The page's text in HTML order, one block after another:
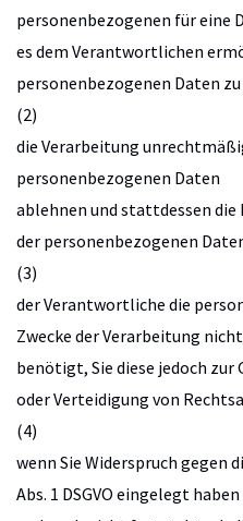
personenbezogenen für eine
es dem Verantwortlichen
personenbezogenen Daten
(2)
die Verarbeitung
personenbezogenen Daten
ablehnen und stattdessen
der personenbezogenen
(3)
der Verantwortliche die
Zwecke der Verarbeitung
benötigt, Sie diese jedoch zur
oder Verteidigung von
(4)
wenn Sie Widerspruch gegen
Abs. 1 DSGVO eingelegt haben